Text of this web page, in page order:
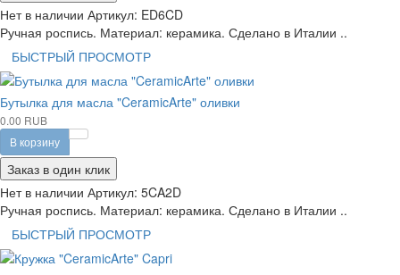
Нет в наличии Артикул: ED6CD
Ручная роспись. Материал: керамика. Сделано в Италии ..
БЫСТРЫЙ ПРОСМОТР
Бутылка для масла "CeramicArte" оливки
0.00 RUB
В корзину
Заказ в один клик
Нет в наличии Артикул: 5CA2D
Ручная роспись. Материал: керамика. Сделано в Италии ..
БЫСТРЫЙ ПРОСМОТР